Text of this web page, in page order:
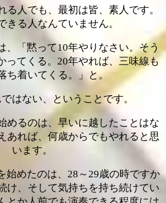
る人でも、最初は皆、素人です。
きる人なんていません。
、「黙って10年やりなさい。そう
ってくる。20年やれば、三味線も
ち着いてくる。」と。
はない、ということです。
めるのは、早いに越したことはな
あれば、何歳からでもやれると思
います。
始めたのは、28～29歳の時ですか
け、そして気持ちを持ち続けてい